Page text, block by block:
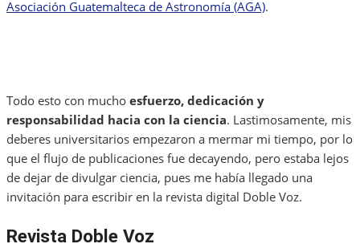
Asociación Guatemalteca de Astronomía (AGA).
Todo esto con mucho esfuerzo, dedicación y
responsabilidad hacia con la ciencia. Lastimosamente, mis
deberes universitarios empezaron a mermar mi tiempo, por lo
que el flujo de publicaciones fue decayendo, pero estaba lejos
de dejar de divulgar ciencia, pues me había llegado una
invitación para escribir en la revista digital Doble Voz.
Revista Doble Voz